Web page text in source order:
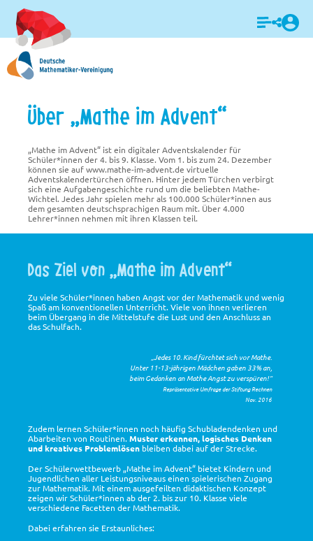
Login
Über „Mathe im Advent“
„Mathe im Advent“ ist ein digitaler Adventskalender für
Schüler*innen der 4. bis 9. Klasse. Vom 1. bis zum 24. Dezember
können sie auf www.mathe-im-advent.de virtuelle
Adventskalendertürchen öffnen. Hinter jedem Türchen verbirgt
sich eine Aufgabengeschichte rund um die beliebten Mathe-
Wichtel. Jedes Jahr spielen mehr als 100.000 Schüler*innen aus
dem gesamten deutschsprachigen Raum mit. Über 4.000
Lehrer*innen nehmen mit ihren Klassen teil.
Das Ziel von „Mathe im Advent“
Zu viele Schüler*innen haben Angst vor der Mathematik und wenig
Spaß am konventionellen Unterricht. Viele von ihnen verlieren
beim Übergang in die Mittelstufe die Lust und den Anschluss an
das Schulfach.
„Jedes 10. Kind fürchtet sich vor Mathe.
Unter 11-13-jährigen Mädchen gaben 33% an,
beim Gedanken an Mathe Angst zu verspüren!“
Repräsentative Umfrage der Stiftung Rechnen
Nov. 2016
Zudem lernen Schüler*innen noch häufig Schubladendenken und
Abarbeiten von Routinen.Muster erkennen, logisches Denken
und kreatives Problemlösen bleiben dabei auf der Strecke.
Der Schülerwettbewerb „Mathe im Advent“ bietet Kindern und
Jugendlichen aller Leistungsniveaus einen spielerischen Zugang
zur Mathematik. Mit einem ausgefeilten didaktischen Konzept
zeigen wir Schüler*innen ab der 2. bis zur 10. Klasse viele
verschiedene Facetten der Mathematik.
Dabei erfahren sie Erstaunliches: